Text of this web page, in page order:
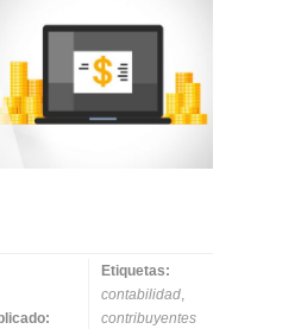
Etiquetas:
contabilidad
contribuyentes